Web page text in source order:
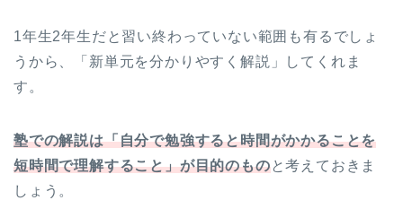
1年生2年生だと習い終わっていない範囲も有るでしょ
うから、「新単元を分かりやすく解説」してくれま
す。
塾での解説は「自分で勉強すると時間がかかることを
短時間で理解すること」が目的のものと考えておきま
しょう。